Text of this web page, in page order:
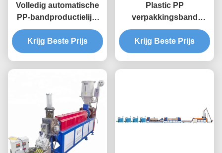
Volledig automatische
PP-bandproductielijn,
9mm PP-
verpakkingsgordel-
extrusie-machine
Krijg Beste Prijs
Plastic PP
verpakkingsband
maken machine
Volledig automatisch
90-600 KG/H
Krijg Beste Prijs